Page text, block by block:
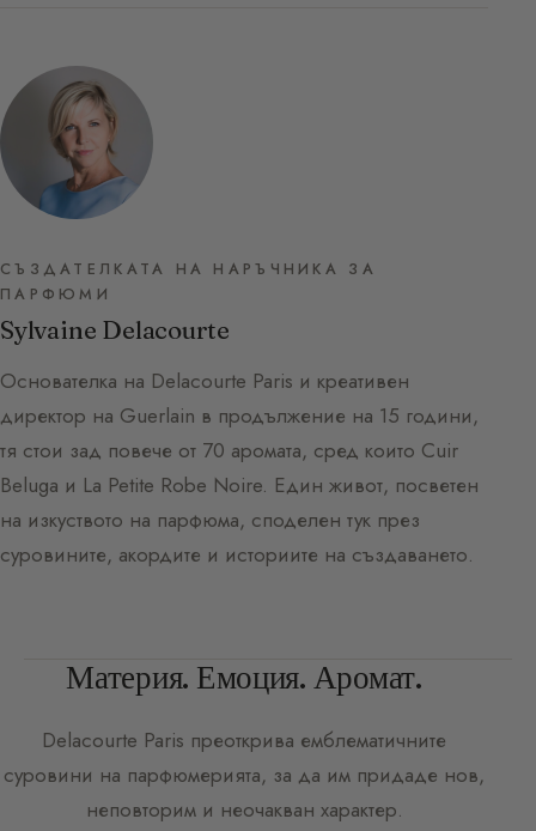
СЪЗДАТЕЛКАТА НА НАРЪЧНИКА ЗА
ПАРФЮМИ
Sylvaine Delacourte
Основателка на Delacourte Paris и креативен
директор на Guerlain в продължение на 15 години,
тя стои зад повече от 70 аромата, сред които Cuir
Beluga и La Petite Robe Noire. Един живот, посветен
на изкуството на парфюма, споделен тук през
суровините, акордите и историите на създаването.
Материя. Емоция. Аромат.
Delacourte Paris преоткрива емблематичните
суровини на парфюмерията, за да им придаде нов,
неповторим и неочакван характер.